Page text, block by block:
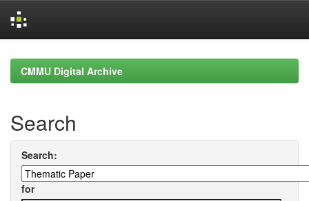
navigationCMMU Digital Archive
Search
Search:
for